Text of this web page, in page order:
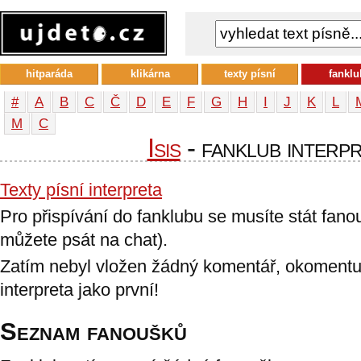
# A B C Č D E F G H I J K L
М
С
Isis- fanklub
Texty písní interpreta
Pro přispívání do fanklubu se musíte stát
můžete psát na chat).
Zatím nebyl vložen žádný komentář,
interpreta jako první!
Seznam fanoušků
hitparáda klikárna texty písní